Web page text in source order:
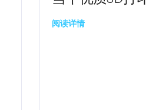
阅读详情